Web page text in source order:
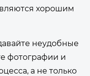
хорошим
неудобные
фотографии и
а не только